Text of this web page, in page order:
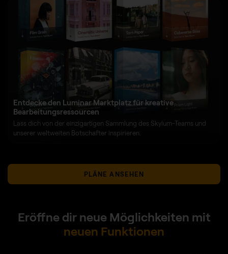
Entdecke den Luminar Marktplatz für kreative
Bearbeitungsressourcen
Lass dich von der einzigartigen Sammlung des Skylum-Teams und
unserer weltweiten Botschafter inspirieren.
PLÄNE ANSEHEN
Eröffne dir neue Möglichkeiten mit
neuen Funktionen